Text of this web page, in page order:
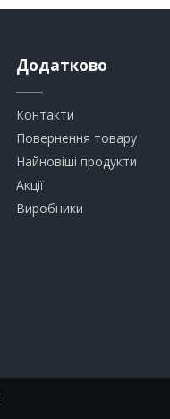
Додатково
Контакти
Повернення товару
Найновіші продукти
Акції
Виробники